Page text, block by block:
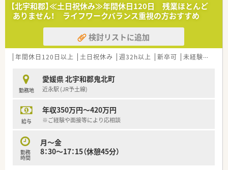
【北宇和郡】≪土日祝休み≫年間休日120日 残業ほとんど
ありません！ ライフワークバランス重視の方おすすめ
検討リストに追加
年間休日120日以上 土日祝休み 週32h以上 新卒可 未経験可
勤務地
愛媛県 北宇和郡鬼北町
近永駅 (JR予土線)
給与
年収350万円～420万円
※ご経験や面接等により応相談
勤務
時間
月～金
8：30～17：15（休憩45分）